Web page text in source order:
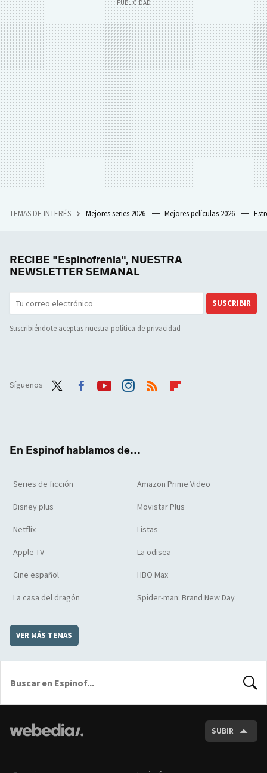
TEMAS DE INTERÉS Mejores series 2026 Mejores películas 2026
RECIBE "Espinofrenia", NUESTRA
NEWSLETTER SEMANAL
SUSCRIBIR
Suscribiéndote aceptas nuestra política de privacidad
Síguenos
En Espinof hablamos de...
Series de ficción Amazon Prime Video
Disney plus Movistar Plus
Netflix Listas
Apple TV La odisea
Cine español HBO Max
La casa del dragón Spider-man: Brand New Day
VER MÁS TEMAS
SUBIR